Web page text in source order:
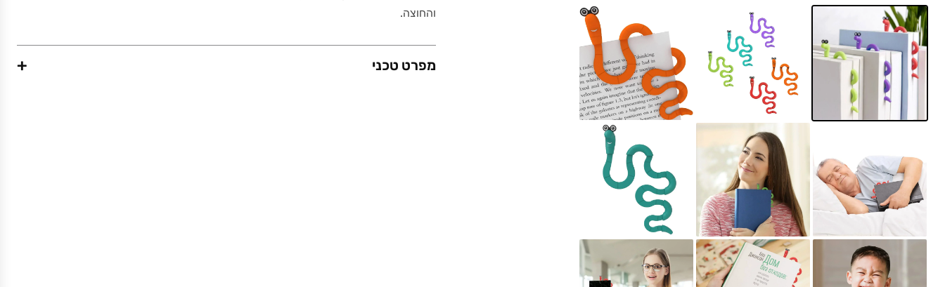
והחוצה.
מפרט טכני +